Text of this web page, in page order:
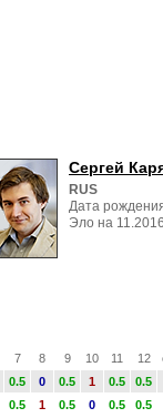
Сергей
RUS
Дата
Эло на
7 8 9 10 11 12
0.5 0 0.5 1 0.5
0.5
0.5 1 0.5 0 0.5 0.5